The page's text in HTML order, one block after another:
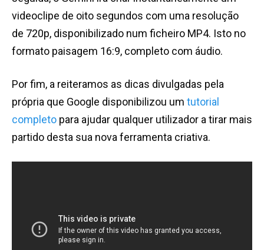
videoclipe de oito segundos com uma resolução
de 720p, disponibilizado num ficheiro MP4. Isto no
formato paisagem 16:9, completo com áudio.
Por fim, a reiteramos as dicas divulgadas pela
própria que Google disponibilizou um tutorial
completo para ajudar qualquer utilizador a tirar mais
partido desta sua nova ferramenta criativa.